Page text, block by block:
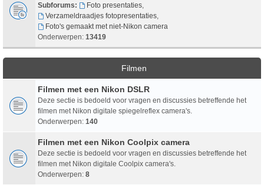
Subforums: Foto presentaties,
Verzameldraadjes fotopresentaties,
Foto's gemaakt met niet-Nikon camera
Onderwerpen: 13419
Filmen
Filmen met een Nikon DSLR
Deze sectie is bedoeld voor vragen en discussies betreffende het
filmen met Nikon digitale spiegelreflex camera's.
Onderwerpen: 140
Filmen met een Nikon Coolpix camera
Deze sectie is bedoeld voor vragen en discussies betreffende het
filmen met Nikon digitale Coolpix camera's.
Onderwerpen: 8